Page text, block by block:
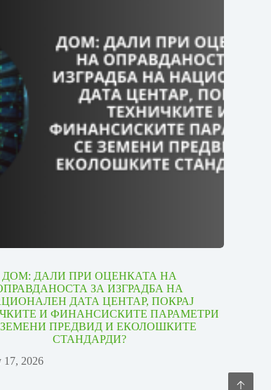
ДОМ: ДАЛИ ПРИ ОЦЕНКАТА НА
ЗА ИЗГРАДБА НА
ДАТА ЦЕНТАР, ПОКРАЈ
И ФИНАНСИСКИТЕ ПАРАМЕТРИ
ПРЕДВИД И ЕКОЛОШКИТЕ
СТАНДАРДИ?
17, 2026